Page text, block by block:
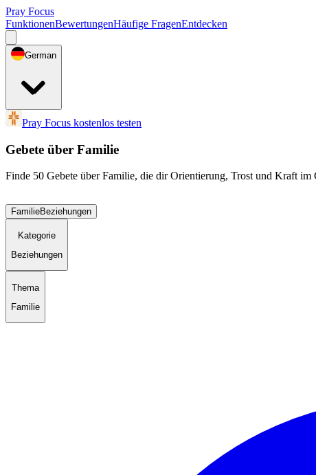
Pray Focus
FunktionenBewertungenHäufige FragenEntdecken
German
Pray Focus kostenlos testen
Gebete über Familie
Finde 50 Gebete über Familie, die dir Orientierung, Trost und Kraft im
FamilieBeziehungen
Kategorie
Beziehungen
Thema
Familie